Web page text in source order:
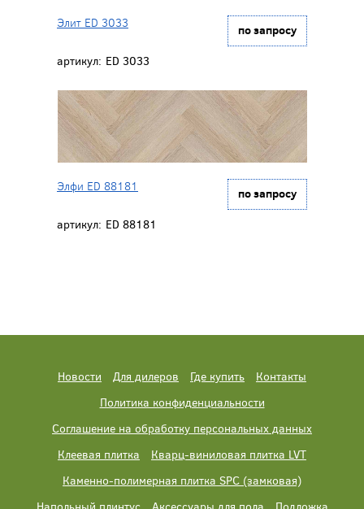
Элит ED 3033 по запросу
артикул: ED 3033
Элфи ED 88181 по запросу
артикул: ED 88181
Новости Для дилеров Где купить
Контакты
Политика конфиденциальности
Соглашение на обработку персональных данных
Клеевая плитка
Кварц-виниловая плитка LVT
Каменно-полимерная плитка SPC (замковая)